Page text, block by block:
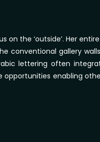
the ‘outside’. Her
conventional gallery
lettering often
opportunities enabling